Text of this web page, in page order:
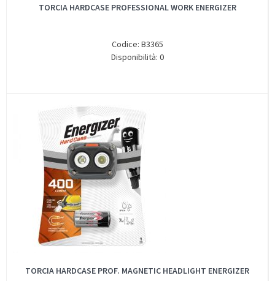
TORCIA HARDCASE PROFESSIONAL WORK ENERGIZER
Codice: B3365
Disponibilità: 0
TORCIA HARDCASE PROF. MAGNETIC HEADLIGHT ENERGIZER